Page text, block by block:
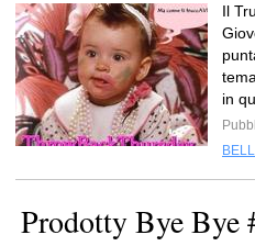
Il
in
Prodotty Bye Bye